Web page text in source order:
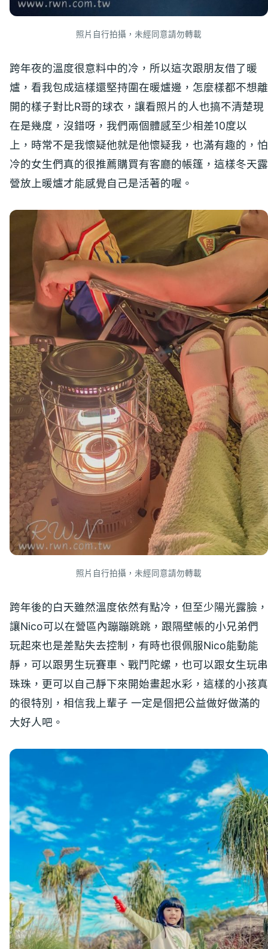
照片自行拍攝，未經同意請勿轉載
跨年夜的溫度很意料中的冷，所以這次跟朋友借了暖
爐，看我包成這樣還堅持圍在暖爐邊，怎麼樣都不想離
開的樣子對比R哥的球衣，讓看照片的人也搞不清楚現
在是幾度，沒錯呀，我們兩個體感至少相差10度以
上，時常不是我懷疑他就是他懷疑我，也滿有趣的，怕
冷的女生們真的很推薦購買有客廳的帳篷，這樣冬天露
營放上暖爐才能感覺自己是活著的喔。
照片自行拍攝，未經同意請勿轉載
跨年後的白天雖然溫度依然有點冷，但至少陽光露臉，
讓Nico可以在營區內蹦蹦跳跳，跟隔壁帳的小兄弟們
玩起來也是差點失去控制，有時也很佩服Nico能動能
靜，可以跟男生玩賽車、戰鬥陀螺，也可以跟女生玩串
珠珠，更可以自己靜下來開始畫起水彩，這樣的小孩真
的很特別，相信我上輩子 一定是個把公益做好做滿的
大好人吧。